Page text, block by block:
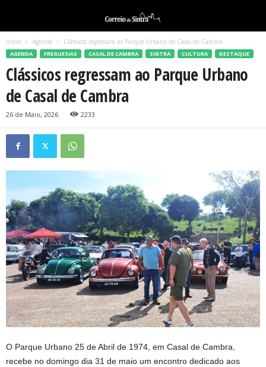
Início Agenda Clássicos regressam ao Parque Urbano de Casal de Cambra
AGENDA FREGUESIAS CASAL DE CAMBRA SINTRA CULTURA DESTAQUE
Clássicos regressam ao Parque Urbano
de Casal de Cambra
26 de Maio, 2026 2233
O Parque Urbano 25 de Abril de 1974, em Casal de Cambra,
recebe no domingo dia 31 de maio um encontro dedicado aos